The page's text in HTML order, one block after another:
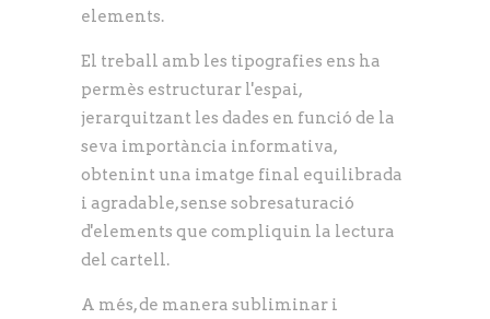
elements.
El treball amb les tipografies ens ha
permès estructurar l'espai,
jerarquitzant les dades en funció de la
seva importància informativa,
obtenint una imatge final equilibrada
i agradable, sense sobresaturació
d'elements que compliquin la lectura
del cartell.
A més, de manera subliminar i